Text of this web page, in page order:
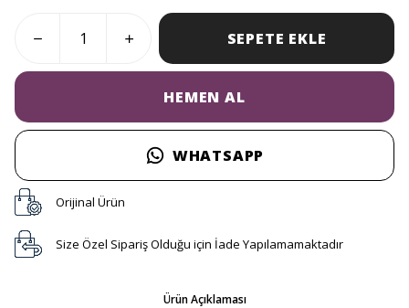
SEPETE EKLE
HEMEN AL
WHATSAPP
Orijinal Ürün
Size Özel Sipariş Olduğu için İade Yapılamamaktadır
Ürün Açıklaması